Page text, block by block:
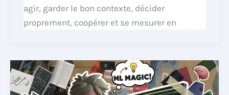
agir, garder le bon contexte, décider
proprement, coopérer et se mesurer en